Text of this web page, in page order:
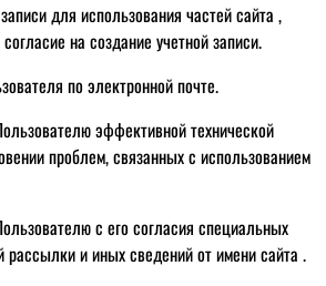
для использования частей сайта ,
на создание учетной записи.
по электронной почте.
эффективной технической
проблем, связанных с использованием
с его согласия специальных
рассылки и иных сведений от имени сайта .